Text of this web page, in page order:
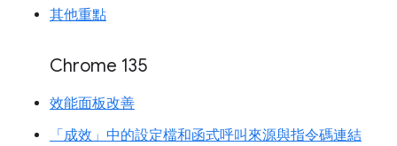
其他重點
Chrome 135
效能面板改善
「成效」中的設定檔和函式呼叫來源與指令碼連結